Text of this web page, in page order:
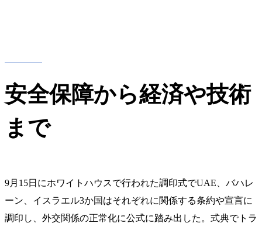
安全保障から経済や技術
まで
9月15日にホワイトハウスで行われた調印式でUAE、バハレ
ーン、イスラエル3か国はそれぞれに関係する条約や宣言に
調印し、外交関係の正常化に公式に踏み出した。式典でトラ